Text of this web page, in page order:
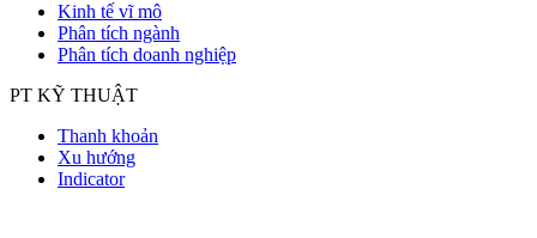
Kinh tế vĩ mô
Phân tích ngành
Phân tích doanh nghiệp
PT KỸ THUẬT
Thanh khoản
Xu hướng
Indicator